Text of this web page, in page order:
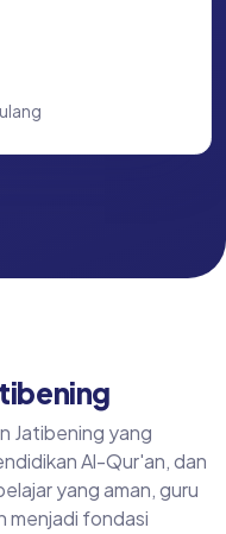
Jatibening yang
Al-Qur'an, dan
yang aman, guru
menjadi fondasi